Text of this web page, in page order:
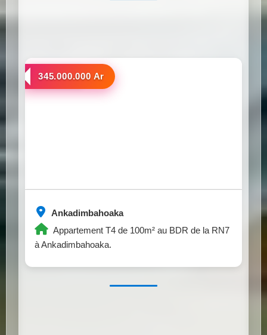
Ankadimbahoaka
Appartement T4 de 100m² au BDR de la RN7
à Ankadimbahoaka.
a vendre
345.000.000 Ar